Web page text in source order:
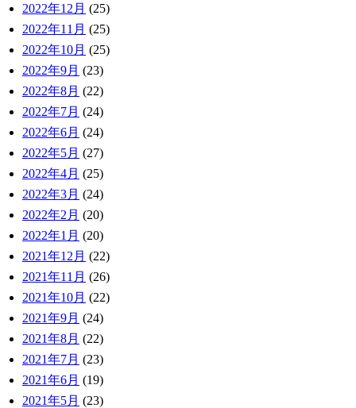
2022年12月 (25)
2022年11月 (25)
2022年10月 (25)
2022年9月 (23)
2022年8月 (22)
2022年7月 (24)
2022年6月 (24)
2022年5月 (27)
2022年4月 (25)
2022年3月 (24)
2022年2月 (20)
2022年1月 (20)
2021年12月 (22)
2021年11月 (26)
2021年10月 (22)
2021年9月 (24)
2021年8月 (22)
2021年7月 (23)
2021年6月 (19)
2021年5月 (23)